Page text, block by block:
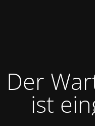
Der
ist